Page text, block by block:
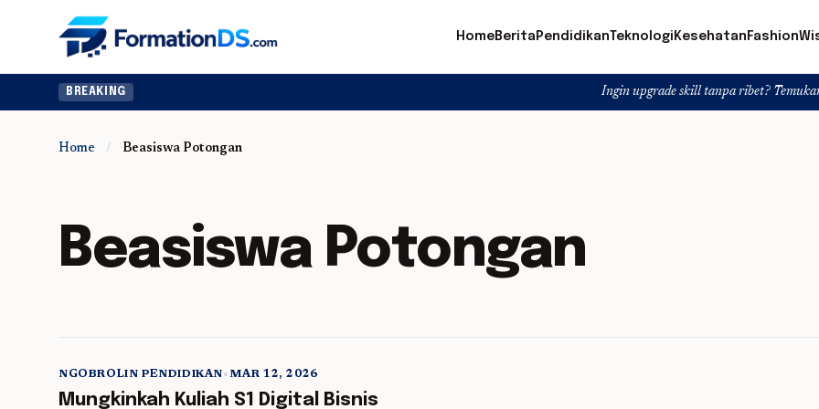
HomeBerita PendidikanTeknologi Kesehatan Fashion
BREAKING Ingin upgrade skill tanpa ribet? Temukan kelas
Home / Beasiswa Potongan
Beasiswa Potongan
5 min read
NGOBROLIN PENDIDIKAN•MAR 12, 2026
Mungkinkah Kuliah S1 Digital Bisnis